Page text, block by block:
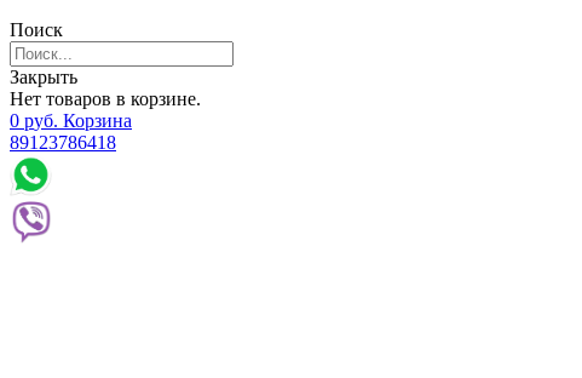
Поиск
Закрыть
Нет товаров в корзине.
0 руб. Корзина
89123786418